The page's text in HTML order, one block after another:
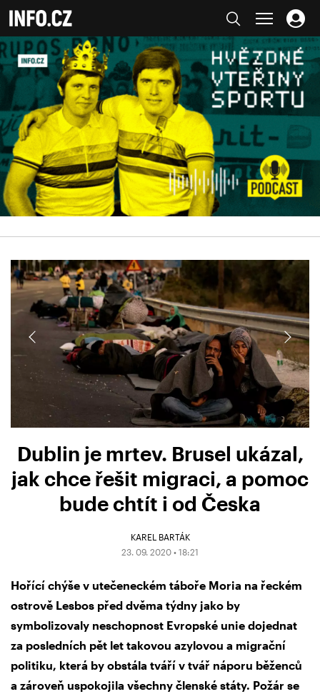
Dublin je mrtev. Brusel ukázal,
jak chce řešit migraci, a pomoc
bude chtít i od Česka
KAREL BARTÁK
23. 09. 2020 • 18:21
Hořící chýše v utečeneckém táboře Moria na řeckém
ostrově Lesbos před dvěma týdny jako by
symbolizovaly neschopnost Evropské unie dojednat
za posledních pět let takovou azylovou a migrační
politiku, která by obstála tváří v tvář náporu běženců
a zároveň uspokojila všechny členské státy. Požár se